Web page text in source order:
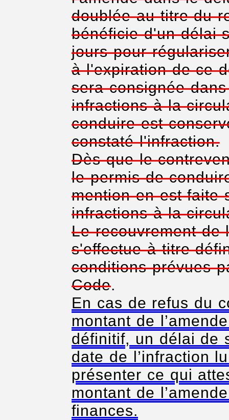
doublée au titre du
bénéficie d'un délai
jours pour
à l'expiration de ce
sera consignée
infractions à la
conduire est
constaté l'infraction.
Dès que le
le permis de
mention en est faite
infractions à la
Le recouvrement de
s'effectue à titre
conditions prévues
Code.
En cas de refus du
montant de
définitif, un délai de
date de l’infraction
présenter ce qui
montant de
finances.